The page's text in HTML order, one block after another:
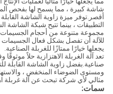
شاشة كبيرة ، مما يسمح لها بفحص
أقصر.توفر ميزة زاوية الشاشة
للآلة أن تفصل بشكل فعال الجسيمات
يجعلها خيارًا ممتازًا للغربلة الصناعية.
تعد آلة الغربلة الاهتزازية حلاً
صناعية.بفضل زاوية الشاشة القابلة
ومستوى الضوضاء المنخفض ،
مثالي لأي شركة تبحث عن آلة غربلة
سمات: